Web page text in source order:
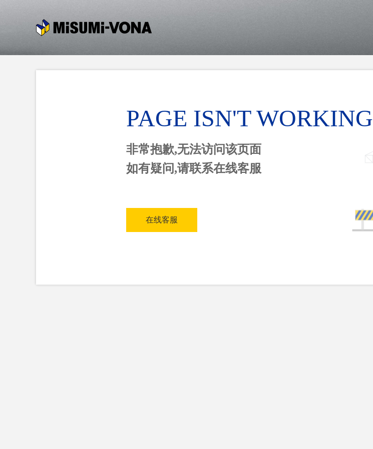
PAGE ISN'T WORKING
非常抱歉,无法访问该页面
如有疑问,请联系在线客服
在线客服